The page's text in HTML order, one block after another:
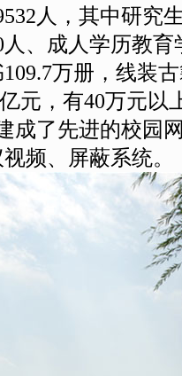
人，其中研究
人、成人学历教
万册，线装
元，有40万元以
成了先进的校园
频、屏蔽系统。